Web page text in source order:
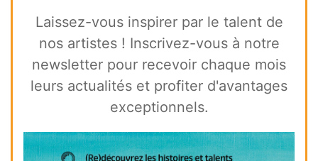
Laissez-vous inspirer par le talent de
nos artistes ! Inscrivez-vous à notre
newsletter pour recevoir chaque mois
leurs actualités et profiter d'avantages
exceptionnels.